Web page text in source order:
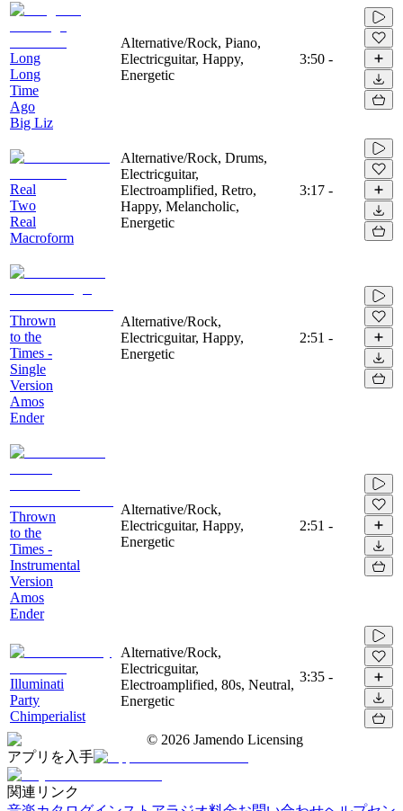
Long
Long
Time
Ago
Big Liz
Alternative/Rock, Piano,
Electricguitar, Happy,
Energetic
3:50 -
Real
Two
Real
Macroform
Alternative/Rock, Drums,
Electricguitar,
Electroamplified, Retro,
Happy, Melancholic,
Energetic
3:17 -
Thrown
to the
Times -
Single
Version
Amos
Ender
Alternative/Rock,
Electricguitar, Happy,
Energetic
2:51 -
Thrown
to the
Times -
Instrumental
Version
Amos
Ender
Alternative/Rock,
Electricguitar, Happy,
Energetic
2:51 -
Illuminati
Party
Chimperialist
Alternative/Rock,
Electricguitar,
Electroamplified, 80s, Neutral,
Energetic
3:35 -
© 2026 Jamendo Licensing
アプリを入手
関連リンク